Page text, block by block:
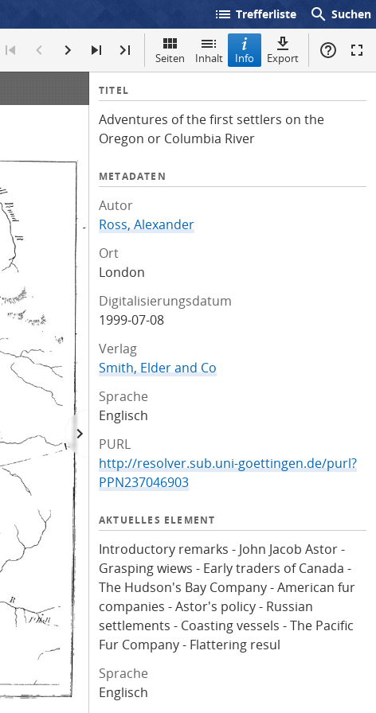
list Trefferliste search Suchen
Seiten Inhalt Info Export
I
f
o
TITEL
Adventures of the first settlers on the
Oregon or Columbia River
METADATEN
Autor
Ross, Alexander
Ort
London
Digitalisierungsdatum
1999-07-08
Verlag
Smith, Elder and Co
Sprache
Englisch
PURL
http://resolver.sub.uni-goettingen.de/purl?
PPN237046903
AKTUELLES ELEMENT
Introductory remarks - John Jacob Astor -
Grasping wiews - Early traders of Canada -
The Hudson's Bay Company - American fur
companies - Astor's policy - Russian
settlements - Coasting vessels - The Pacific
Fur Company - Flattering resul
Sprache
Englisch